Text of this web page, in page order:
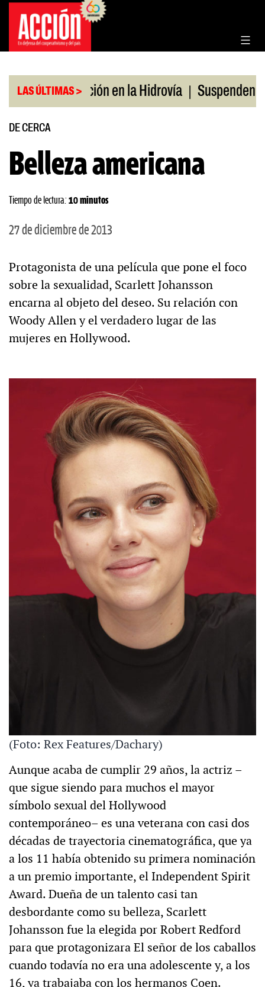
Saltar
contenido
LAS ÚLTIMAS >en la Hidrovía | Suspenden
DE CERCA
Belleza americana
Tiempo de lectura: 10 minutos
27 de diciembre de 2013
Protagonista de una película que pone el foco
sobre la sexualidad, Scarlett Johansson
encarna al objeto del deseo. Su relación con
Woody Allen y el verdadero lugar de las
mujeres en Hollywood.
(Foto: Rex Features/Dachary)
Aunque acaba de cumplir 29 años, la actriz –
que sigue siendo para muchos el mayor
símbolo sexual del Hollywood
contemporáneo– es una veterana con casi dos
décadas de trayectoria cinematográfica, que ya
a los 11 había obtenido su primera nominación
a un premio importante, el Independent Spirit
Award. Dueña de un talento casi tan
desbordante como su belleza, Scarlett
Johansson fue la elegida por Robert Redford
para que protagonizara El señor de los caballos
cuando todavía no era una adolescente y, a los
16, ya trabajaba con los hermanos Coen.